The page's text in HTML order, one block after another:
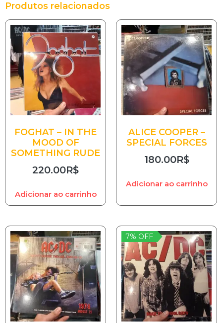
Produtos relacionados
FOGHAT – IN THE
MOOD OF
SOMETHING RUDE
220.00R$
Adicionar ao carrinho
ALICE COOPER –
SPECIAL FORCES
180.00R$
Adicionar ao carrinho
7% OFF